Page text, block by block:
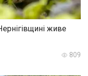
живе
809